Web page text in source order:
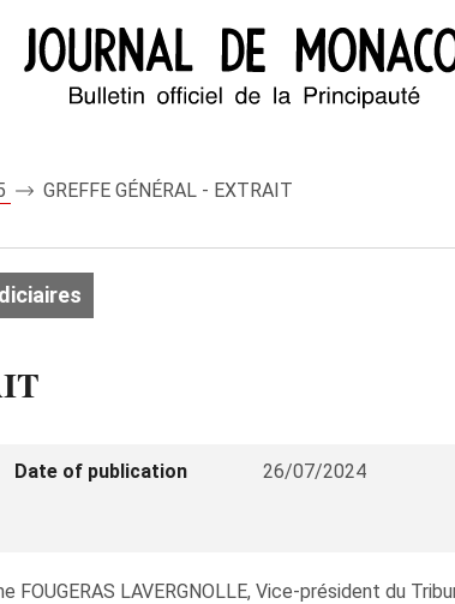
GREFFE GÉNÉRAL - EXTRAIT
Date of publication 26/07/2024
LAVERGNOLLE, Vice‑président du